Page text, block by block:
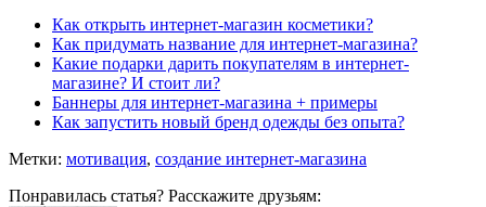
Как открыть интернет-магазин косметики?
Как придумать название для интернет-магазина?
Какие подарки дарить покупателям в интернет-
магазине? И стоит ли?
Баннеры для интернет-магазина + примеры
Как запустить новый бренд одежды без опыта?
Метки: мотивация, создание интернет-магазина
Понравилась статья? Расскажите друзьям: